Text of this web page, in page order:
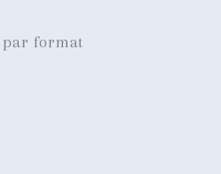
par format